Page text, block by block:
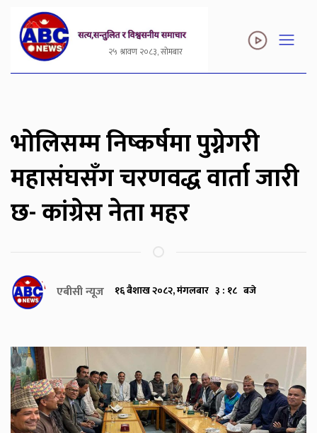
२५ श्रावण २०८३, सोमबार
भोलिसम्म निष्कर्षमा पुग्नेगरी
महासंघसँग चरणवद्ध वार्ता जारी
छ- कांग्रेस नेता महर
एबीसी न्यूज १६ बैशाख २०८२, मंगलबार ३ : १८ बजे